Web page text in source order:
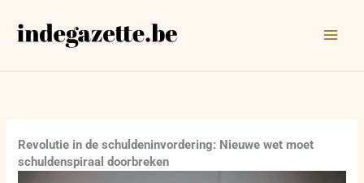
naar
Revolutie in de schuldeninvordering: Nieuwe wet moet
schuldenspiraal doorbreken